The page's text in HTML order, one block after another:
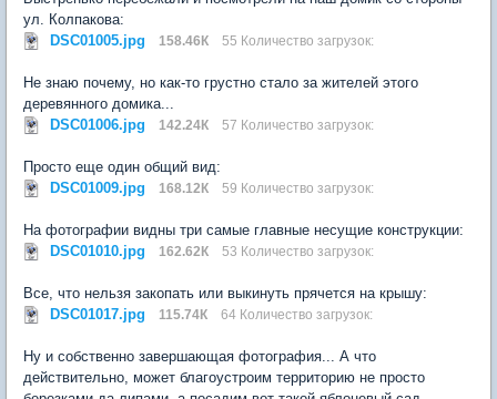
ул. Колпакова:
DSC01005.jpg
158.46К 55 Количество загрузок:
Не знаю почему, но как-то грустно стало за жителей этого
деревянного домика...
DSC01006.jpg
142.24К 57 Количество загрузок:
Просто еще один общий вид:
DSC01009.jpg
168.12К 59 Количество загрузок:
На фотографии видны три самые главные несущие конструкции:
DSC01010.jpg
162.62К 53 Количество загрузок:
Все, что нельзя закопать или выкинуть прячется на крышу:
DSC01017.jpg
115.74К 64 Количество загрузок:
Ну и собственно завершающая фотография... А что
действительно, может благоустроим территорию не просто